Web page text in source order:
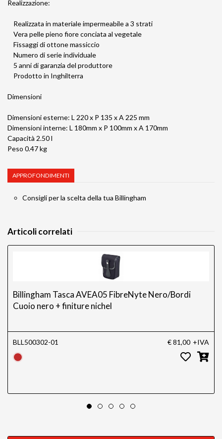
Realizzazione:
Realizzata in materiale impermeabile a 3 strati
Vera pelle pieno fiore conciata al vegetale
Fissaggi di ottone massiccio
Numero di serie individuale
5 anni di garanzia del produttore
Prodotto in Inghilterra
Dimensioni
Dimensioni esterne: L 220 x P 135 x A 225 mm
Dimensioni interne: L 180mm x P 100mm x A 170mm
Capacità 2.50 l
Peso 0.47 kg
APPROFONDIMENTI
Consigli per la scelta della tua Billingham
Articoli correlati
Billingham Tasca AVEA05 FibreNyte Nero/Bordi
Cuoio nero + finiture nichel
BLL500302-01 € 81,00 +IVA